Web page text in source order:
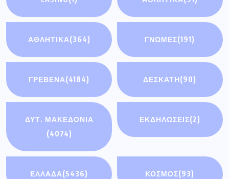
ΑΘΛΗΤΙΚΑ(364) ΓΝΩΜΕΣ(191)
ΓΡΕΒΕΝΑ(4184) ΔΕΣΚΑΤΗ(90)
ΔΥΤ. ΜΑΚΕΔΟΝΙΑ
(4074)
ΕΚΔΗΛΩΣΕΙΣ(2)
ΕΛΛΑΔΑ(5436) ΚΟΣΜΟΣ(93)